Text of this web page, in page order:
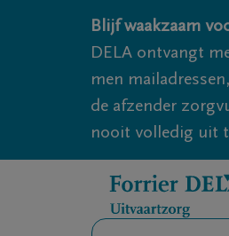
Overslaan en naar inhoud
Blijf waakzaam
DELA ontvangt
men
de afzender
nooit volledig uit